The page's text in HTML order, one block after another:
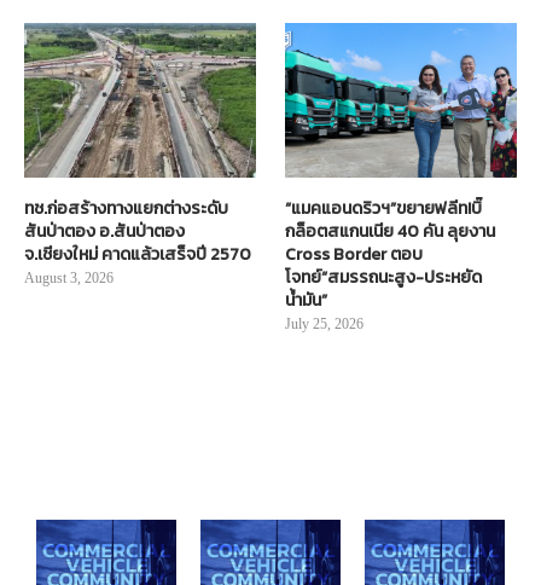
ทช.ก่อสร้างทางแยกต่างระดับ
สันป่าตอง อ.สันป่าตอง
จ.เชียงใหม่ คาดแล้วเสร็จปี 2570
August 3, 2026
“แมคแอนดริวฯ”ขยายฟลีท!บิ๊
กล็อตสแกนเนีย 40 คัน ลุยงาน
Cross Border ตอบ
โจทย์“สมรรถนะสูง-ประหยัด
น้ำมัน”
July 25, 2026